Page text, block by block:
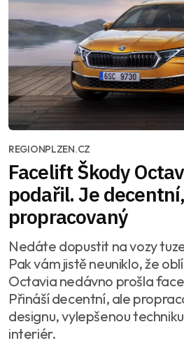
REGIONPLZEN.CZ
Facelift Škody
podařil. Je
propracovaný
Nedáte dopustit na vozy
Pak vám jistě neuniklo, že
Octavia nedávno prošla
Přináší decentní, ale
designu, vylepšenou
interiér.